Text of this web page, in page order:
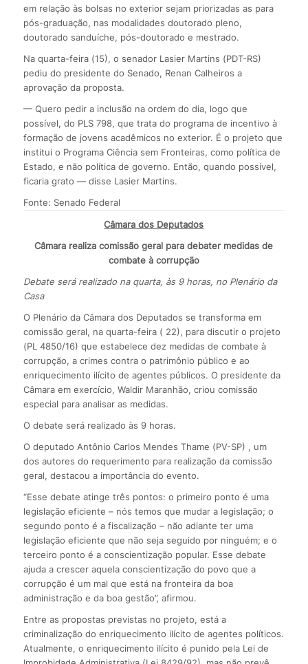
em relação às bolsas no exterior sejam priorizadas as para
pós-graduação, nas modalidades doutorado pleno,
doutorado sanduíche, pós-doutorado e mestrado.
Na quarta-feira (15), o senador Lasier Martins (PDT-RS)
pediu do presidente do Senado, Renan Calheiros a
aprovação da proposta.
— Quero pedir a inclusão na ordem do dia, logo que
possível, do PLS 798, que trata do programa de incentivo à
formação de jovens acadêmicos no exterior. É o projeto que
institui o Programa Ciência sem Fronteiras, como política de
Estado, e não política de governo. Então, quando possível,
ficaria grato — disse Lasier Martins.
Fonte: Senado Federal
Câmara dos Deputados
Câmara realiza comissão geral para debater medidas de
combate à corrupção
Debate será realizado na quarta, às 9 horas, no Plenário da
Casa
O Plenário da Câmara dos Deputados se transforma em
comissão geral, na quarta-feira ( 22), para discutir o projeto
(PL 4850/16) que estabelece dez medidas de combate à
corrupção, a crimes contra o patrimônio público e ao
enriquecimento ilícito de agentes públicos. O presidente da
Câmara em exercício, Waldir Maranhão, criou comissão
especial para analisar as medidas.
O debate será realizado às 9 horas.
O deputado Antônio Carlos Mendes Thame (PV-SP) , um
dos autores do requerimento para realização da comissão
geral, destacou a importância do evento.
“Esse debate atinge três pontos: o primeiro ponto é uma
legislação eficiente – nós temos que mudar a legislação; o
segundo ponto é a fiscalização – não adiante ter uma
legislação eficiente que não seja seguido por ninguém; e o
terceiro ponto é a conscientização popular. Esse debate
ajuda a crescer aquela conscientização do povo que a
corrupção é um mal que está na fronteira da boa
administração e da boa gestão”, afirmou.
Entre as propostas previstas no projeto, está a
criminalização do enriquecimento ilícito de agentes políticos.
Atualmente, o enriquecimento ilícito é punido pela Lei de